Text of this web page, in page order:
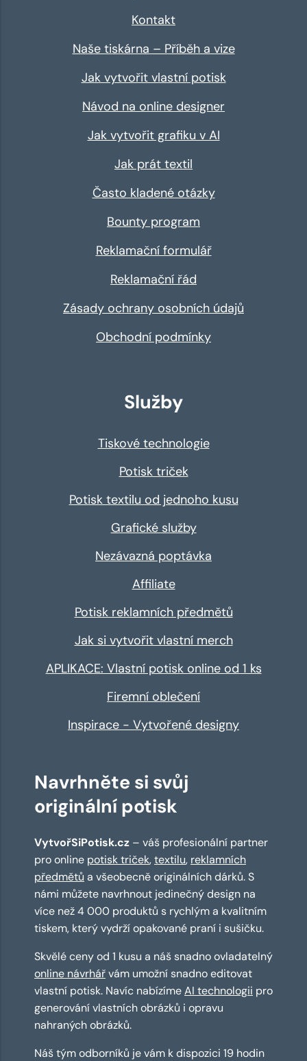
Kontakt
Naše tiskárna – Příběh a vize
Jak vytvořit vlastní potisk
Návod na online designer
Jak vytvořit grafiku v AI
Jak prát textil
Často kladené otázky
Bounty program
Reklamační formulář
Reklamační řád
Zásady ochrany osobních údajů
Obchodní podmínky
Služby
Tiskové technologie
Potisk triček
Potisk textilu od jednoho kusu
Grafické služby
Nezávazná poptávka
Affiliate
Potisk reklamních předmětů
Jak si vytvořit vlastní merch
APLIKACE: Vlastní potisk online od 1 ks
Firemní oblečení
Inspirace - Vytvořené designy
Navrhněte si svůj
originální potisk
VytvořSiPotisk.cz – váš profesionální partner
pro online potisk triček,textilu, reklamních
předmětů a všeobecně originálních dárků. S
námi můžete navrhnout jedinečný design na
více než 4 000 produktů s rychlým a kvalitním
tiskem, který vydrží opakované praní i sušičku.
Skvělé ceny od 1 kusu a náš snadno ovladatelný
online návrhářvám umožní snadno editovat
vlastní potisk. Navíc nabízímeAI technologii pro
generování vlastních obrázků i opravu
nahraných obrázků.
Náš tým odborníků je vám k dispozici 19 hodin